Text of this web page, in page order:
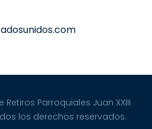
Parroquiales Juan XXIII
los derechos reservados.